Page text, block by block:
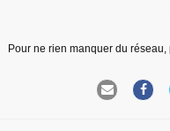
Pour ne rien manquer du